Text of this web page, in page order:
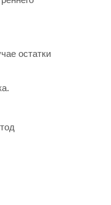
остатки